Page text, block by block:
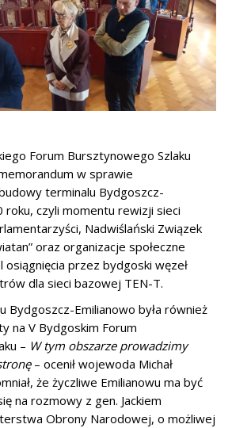
Forum Bursztynowego Szlaku
w sprawie
terminalu Bydgoszcz-
roku, czyli momentu rewizji sieci
Nadwiślański Związek
oraz organizacje społeczne
przez bydgoski węzeł
dla sieci bazowej TEN-T.
Bydgoszcz-Emilianowo była również
na V Bydgoskim Forum
– W tym obszarze prowadzimy
– ocenił wojewoda Michał
że życzliwe Emilianowu ma być
na rozmowy z gen. Jackiem
Obrony Narodowej, o możliwej